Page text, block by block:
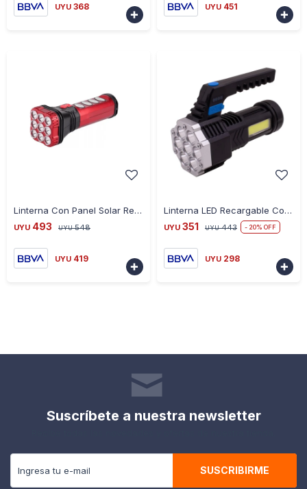
UYU 368

UYU 451

Linterna Con Panel Solar Recargable 5 Modos De Luz Ub
UYU 493 UYU 548
UYU 419

Linterna LED Recargable Con Agarre 14CM
UYU 351 UYU 443 20
UYU 298

Suscríbete a nuestra newsletter
SUSCRIBIRME